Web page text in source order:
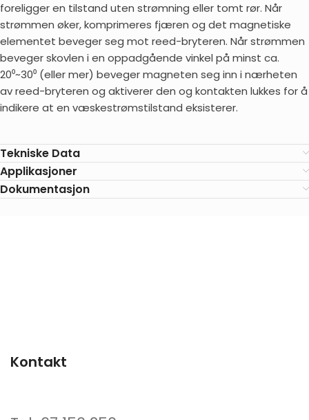
foreligger en tilstand uten strømning eller tomt rør. Når
strømmen øker, komprimeres fjæren og det magnetiske
elementet beveger seg mot reed-bryteren. Når strømmen
beveger skovlen i en oppadgående vinkel på minst ca.
20⁰~30⁰ (eller mer) beveger magneten seg inn i nærheten
av reed-bryteren og aktiverer den og kontakten lukkes for å
indikere at en væskestrømstilstand eksisterer.
Tekniske Data
Applikasjoner
Dokumentasjon
Kontakt